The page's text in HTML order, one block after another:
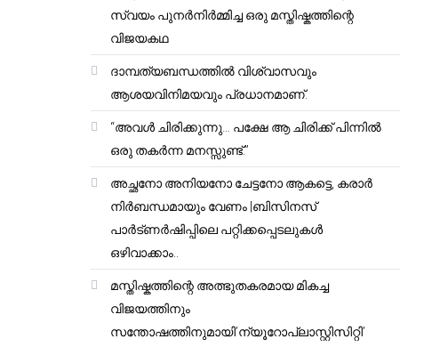
സ്വയം പുനർനിർമ്മിച്ച ഒരു മസ്തിഷ്കത്തിന്റെ
വിജയകഥ
ദാമ്പത്യബന്ധത്തിൽ വിശ്വാസവും
ആശയവിനിമയവും പ്രധാനമാണ്.
“അവൾ ചിരിക്കുന്നു… പക്ഷേ ആ ചിരിക്ക് പിന്നിൽ
ഒരു തകർന്ന മനസ്സുണ്ട്.”
അച്ഛനോ അനിയനോ ചേട്ടനോ ആകട്ടെ, കരാർ
നിർബന്ധമായും വേണം |ബിസിനസ്
പാർട്ണർഷിപ്പിലെ പറ്റിക്കപ്പെടലുകൾ
ഒഴിവാക്കാം..
മസ്തിഷ്കത്തിന്റെ അത്ഭുതകരമായ മികച്ച
വിജയത്തിനും
സന്തോഷത്തിനുമായി’ന്യൂറോപ്ലാസ്റ്റിസിറ്റി’